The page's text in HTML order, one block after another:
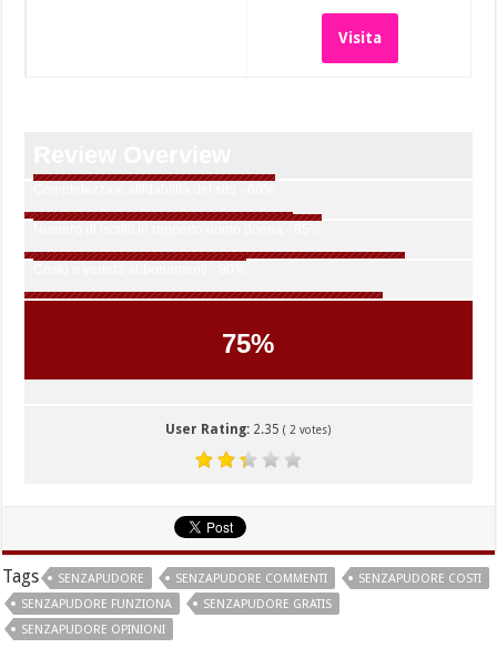
Visita
75%
User Rating: 2.35 ( 2 votes)
Tags SENZAPUDORE SENZAPUDORE COMMENTI
SENZAPUDORE COSTI
SENZAPUDORE FUNZIONA
SENZAPUDORE GRATIS
SENZAPUDORE OPINIONI